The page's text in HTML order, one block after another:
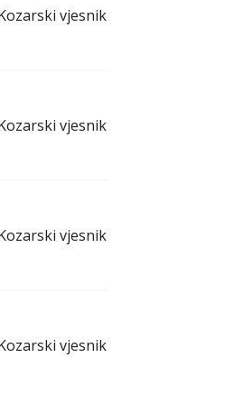
vjesnik - 10.4.2026.
vjesnik - 3.4.2026.
vjesnik - 27.3.2026.
vjesnik - 20.3.2026.